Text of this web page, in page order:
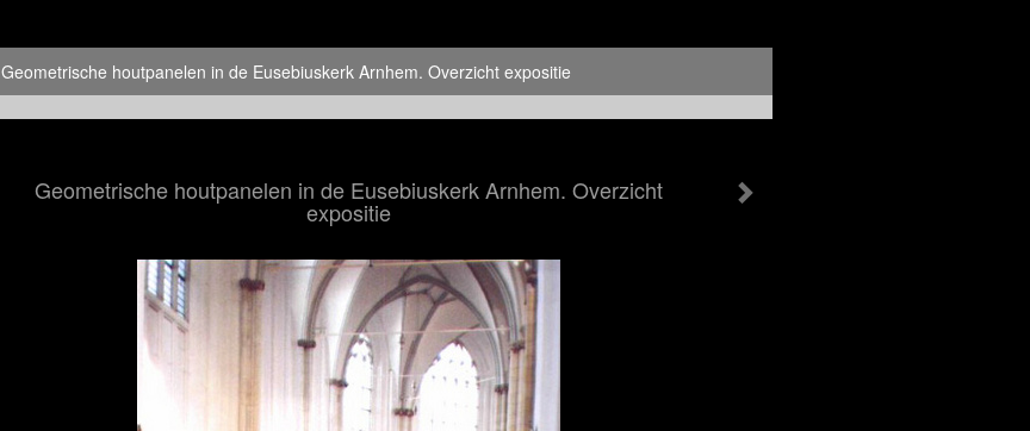
Geometrische houtpanelen in de Eusebiuskerk Arnhem. Overzicht expositie
Geometrische houtpanelen in de Eusebiuskerk Arnhem. Overzicht
expositie